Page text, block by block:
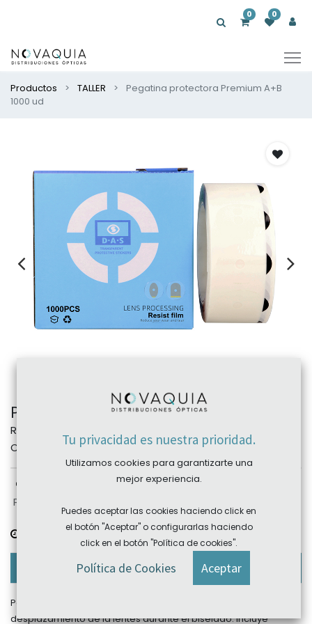
0 0
Productos TALLER
Pegatina protectora Premium A+B
1000 ud
Pegatina protectora Premium A+B 1000 ud
REF:
Categoría: Pegatinas y protectores
Plazo devolución: sujeto a producto, consultar
Plazo de entrega:consultar
Descripción
Pegatinas antideslizantes de adherencia muy alta que evitan el
desplazamiento de la lentes durante el biselado. Incluye
Tu privacidad es nuestra prioridad.
Utilizamos cookies para garantizarte una
mejor experiencia.
Puedes aceptar las cookies haciendo click en
el botón "Aceptar" o configurarlas haciendo
click en el botón "Política de cookies".
Política de Cookies Aceptar